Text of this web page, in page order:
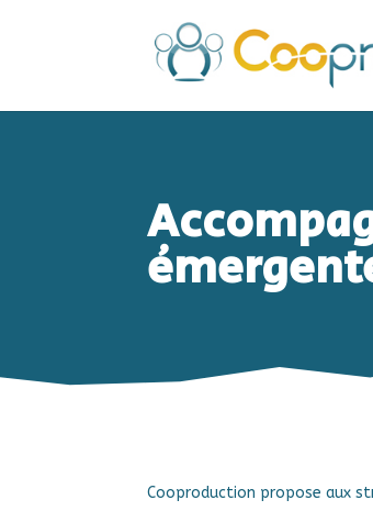
Cooproduction propose aux